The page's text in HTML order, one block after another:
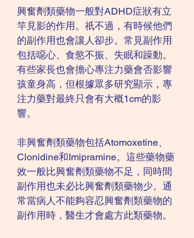
興奮劑類藥物一般對ADHD症狀有立
竿見影的作用。祇不過，有時候他們
的副作用也會讓人卻步。常見副作用
包括噁心、食慾不振、失眠和躁動。
有些家長也會擔心專注力藥會否影響
孩童身高，但根據眾多研究顯示，專
注力藥對最終只會有大概1cm的影
響。
非興奮劑類藥物包括Atomoxetine、
Clonidine和Imipramine。這些藥物藥
效一般比興奮劑類藥物不足，同時間
副作用也未必比興奮劑類藥物少。通
常當病人不能夠容忍興奮劑類藥物的
副作用時，醫生才會處方此類藥物。